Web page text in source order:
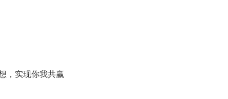
，实现你我共赢